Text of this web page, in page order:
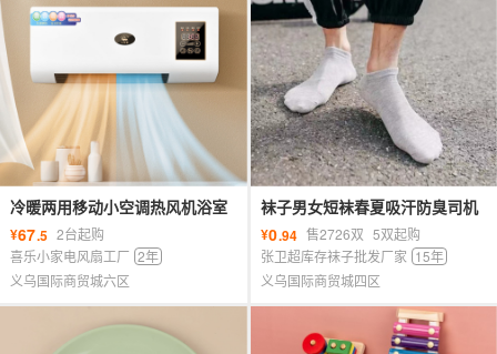
冷暖两用移动小空调热风机浴室
暖风机家用卧室壁挂式电暖器取
暖器
¥67.5 2台起购
喜乐小家电风扇工厂 2年
义乌国际商贸城六区
袜子男女短袜春夏吸汗防臭司机
透气船袜低帮浅口运动休闲情侣
袜子
¥0.94 售2726双 5双起购
张卫超库存袜子批发厂家 15年
义乌国际商贸城四区